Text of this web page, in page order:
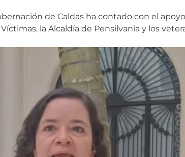
de Caldas ha contado con el
la Alcaldía de Pensilvania y los